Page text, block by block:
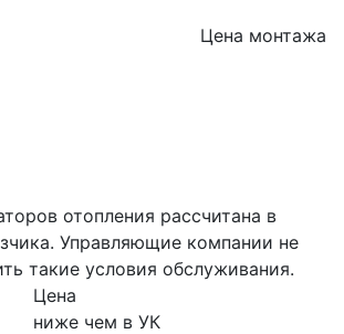
Цена монтажа
отопления рассчитана в
Управляющие компании не
такие условия обслуживания.
Цена
ниже чем в УК